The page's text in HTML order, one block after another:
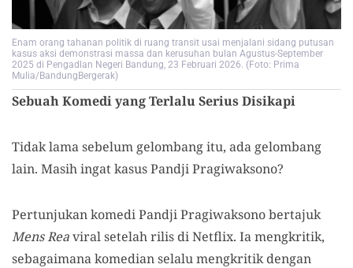
Enam orang tahanan politik di ruang transit usai menjalani sidang putusan
kasus aksi demonstrasi massa dan kerusuhan bulan Agustus-September
2025 di Pengadlan Negeri Bandung, 23 Februari 2026. (Foto: Prima
Mulia/BandungBergerak)
Sebuah Komedi yang Terlalu Serius Disikapi
Tidak lama sebelum gelombang itu, ada gelombang
lain. Masih ingat kasus Pandji Pragiwaksono?
Pertunjukan komedi Pandji Pragiwaksono bertajuk
Mens Reaviral setelah rilis di Netflix. Ia mengkritik,
sebagaimana komedian selalu mengkritik dengan